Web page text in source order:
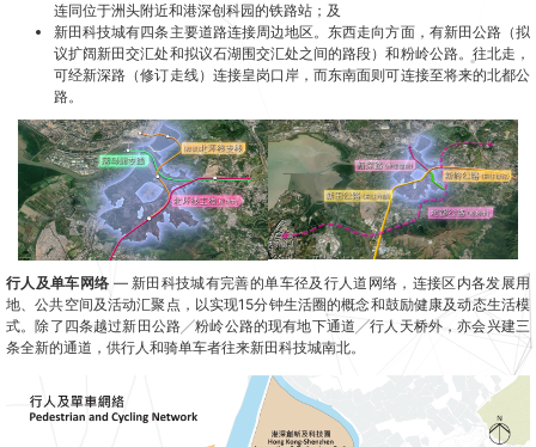
连同位于洲头附近和港深创科园的铁路站；及
新田科技城有四条主要道路连接周边地区。东西走向方面，有新田公路（拟
议扩阔新田交汇处和拟议石湖围交汇处之间的路段）和粉岭公路。往北走，
可经新深路（修订走线）连接皇岗口岸，而东南面则可连接至将来的北都公
路。
行人及单车网络 — 新田科技城有完善的单车径及行人道网络，连接区内各发展用
地、公共空间及活动汇聚点，以实现15分钟生活圈的概念和鼓励健康及动态生活模
式。除了四条越过新田公路╱粉岭公路的现有地下通道╱行人天桥外，亦会兴建三
条全新的通道，供行人和骑单车者往来新田科技城南北。